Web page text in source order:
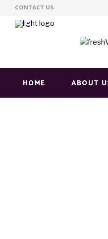
CONTACT US
HOME ABOUT